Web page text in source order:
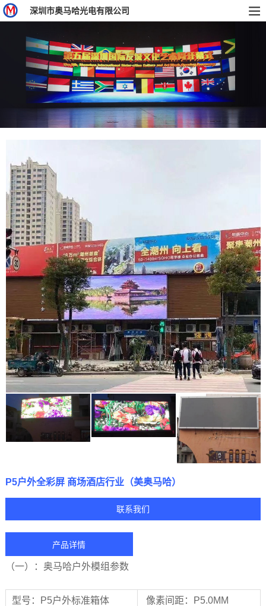
深圳市奥马哈光电有限公司
P5户外全彩屏 商场酒店行业（美奥马哈）
联系我们
产品详情
（一）：奥马哈户外模组参数
型号：P5户外标准箱体 像素间距：P5.0MM